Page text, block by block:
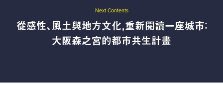
Next Contents
從感性、風土與地方文化，重新閱讀一座城市：
大阪森之宮的都市共生計畫